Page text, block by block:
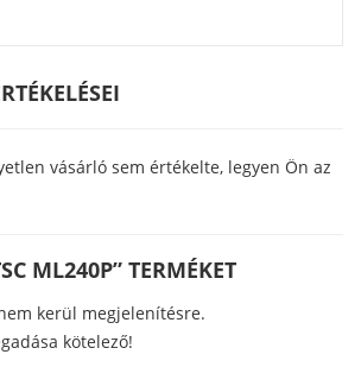
vásárló sem értékelte, legyen Ön az
ML240P” TERMÉKET
kerül megjelenítésre.
kötelező!